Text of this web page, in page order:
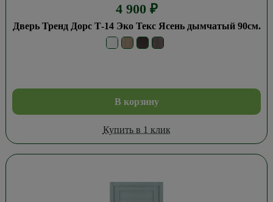
4 900 ₽
Дверь Тренд Дорс Т-14 Эко Текс Ясень дымчатый 90см.
В корзину
Купить в 1 клик